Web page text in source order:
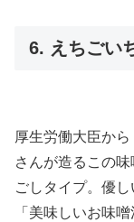
6. えちごい
厚生労働大臣か
さんが造るこの
ごしタイプ。優
「美味しいお味